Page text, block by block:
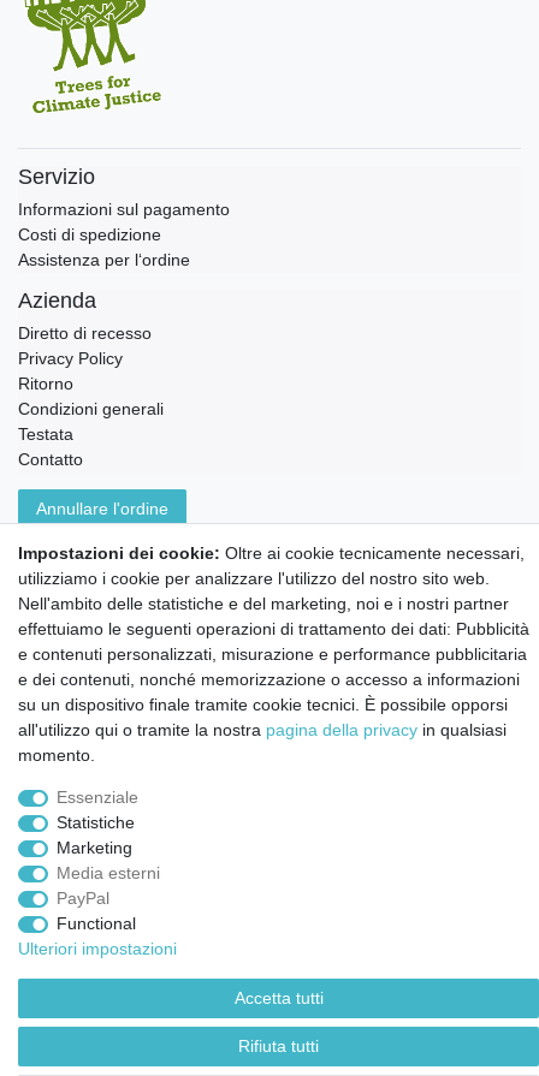
Servizio
Informazioni sul pagamento
Costi di spedizione
Assistenza per l‘ordine
Azienda
Diretto di recesso
Privacy Policy
Ritorno
Condizioni generali
Testata
Contatto
Annullare l'ordine
Montessori.
Informazioni settimanali gratuite
Confermo di aver preso visione della:
. Il mio accordo può essere revocato
in qualsiasi momento.
Iscriviti a
Impostazioni dei cookie: Oltre ai cookie tecnicamente necessari,
utilizziamo i cookie per analizzare l'utilizzo del nostro sito web.
Nell'ambito delle statistiche e del marketing, noi e i nostri partner
effettuiamo le seguenti operazioni di trattamento dei dati: Pubblicità
e contenuti personalizzati, misurazione e performance pubblicitaria
e dei contenuti, nonché memorizzazione o accesso a informazioni
su un dispositivo finale tramite cookie tecnici. È possibile opporsi
all'utilizzo qui o tramite la nostra pagina della privacy in qualsiasi
momento.
Essenziale
Statistiche
Marketing
Media esterni
PayPal
Functional
Ulteriori impostazioni
Accetta tutti
Rifiuta tutti